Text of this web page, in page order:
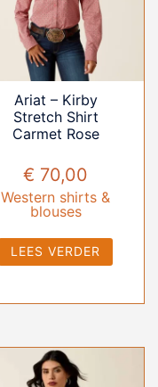
Ariat – Kirby
Stretch Shirt
Carmet Rose
€ 70,00
Western shirts &
blouses
LEES VERDER